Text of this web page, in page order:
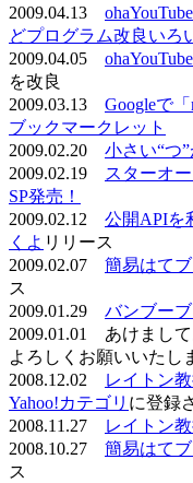
2009.04.13
どプログラム改良いろ
2009.04.05
を改良
2009.03.13 Googleで
ブックマークレット
2009.02.20 小さい“つ
2009.02.19
スターオ
SP発売！
2009.02.12 公開APIを
くよ リリース
2009.02.07 簡易はて
ス
2009.01.29 バンブー
2009.01.01 あけまし
よろしくお願いいたし
2008.12.02
レイトン
Yahoo!カテゴリ に登録
2008.11.27
レイトン
2008.10.27 簡易はて
ス